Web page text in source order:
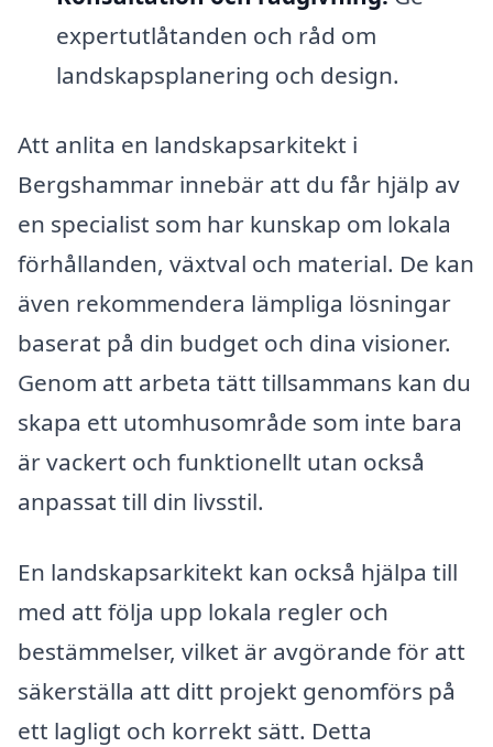
expertutlåtanden och råd om
landskapsplanering och design.
Att anlita en landskapsarkitekt i
Bergshammar innebär att du får hjälp av
en specialist som har kunskap om lokala
förhållanden, växtval och material. De kan
även rekommendera lämpliga lösningar
baserat på din budget och dina visioner.
Genom att arbeta tätt tillsammans kan du
skapa ett utomhusområde som inte bara
är vackert och funktionellt utan också
anpassat till din livsstil.
En landskapsarkitekt kan också hjälpa till
med att följa upp lokala regler och
bestämmelser, vilket är avgörande för att
säkerställa att ditt projekt genomförs på
ett lagligt och korrekt sätt. Detta